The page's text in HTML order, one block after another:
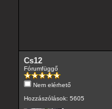
Cs12
Fórumfüggő
Nem elérhető
Hozzászólások: 5605